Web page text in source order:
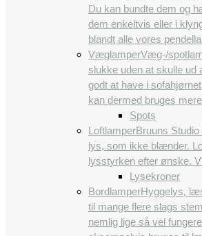
Du kan bundte dem og
dem enkeltvis eller i
blandt alle vores
VæglamperVæg-/
slukke uden at skulle ud
godt at have i
kan dermed bruges
Spots
LoftlamperBruuns
lys, som ikke blænder.
lysstyrken efter ønske.
Lysekroner
BordlamperHyggelys,
til mange flere slags
nemlig lige så vel